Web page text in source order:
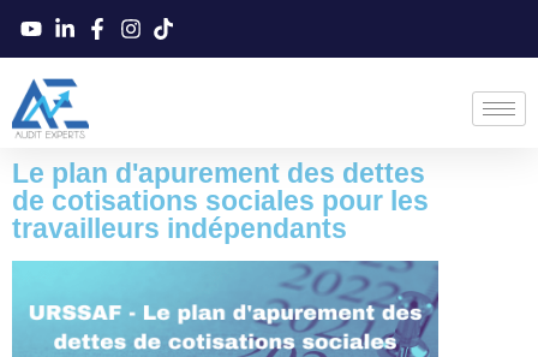
Le plan d'apurement des dettes
de cotisations sociales pour les
travailleurs indépendants